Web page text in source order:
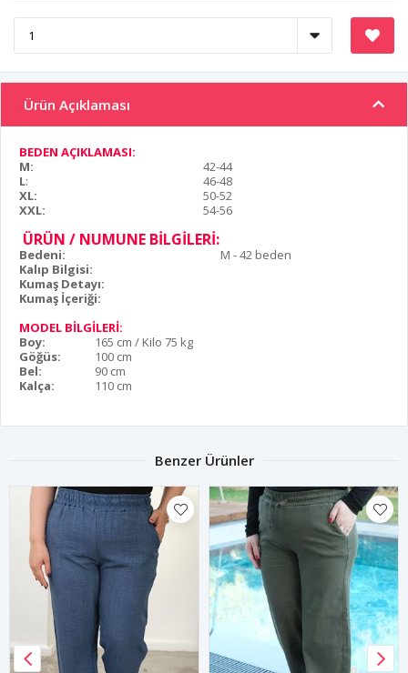
Ürün Açıklaması
BEDEN AÇIKLAMASI:
M:
42-44
L:
46-48
XL:
50-52
XXL:
54-56
ÜRÜN / NUMUNE BİLGİLERİ:
Bedeni:
M - 42 beden
Kalıp Bilgisi:
Kumaş Detayı:
Kumaş İçeriği:
MODEL BİLGİLERİ:
Boy:
165 cm / Kilo 75 kg
Göğüs:
100 cm
Bel:
90 cm
Kalça:
110 cm
Benzer Ürünler